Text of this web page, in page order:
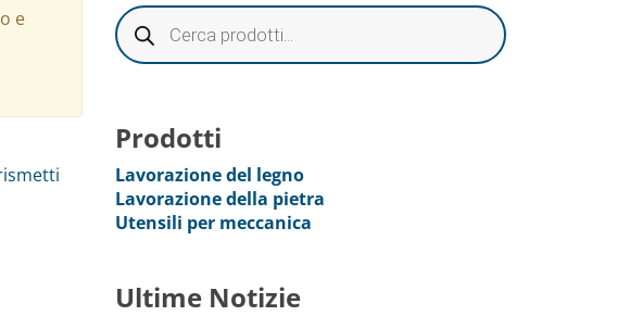
e
Prodotti
Lavorazione del legno
Lavorazione della pietra
Utensili per meccanica
Ultime Notizie